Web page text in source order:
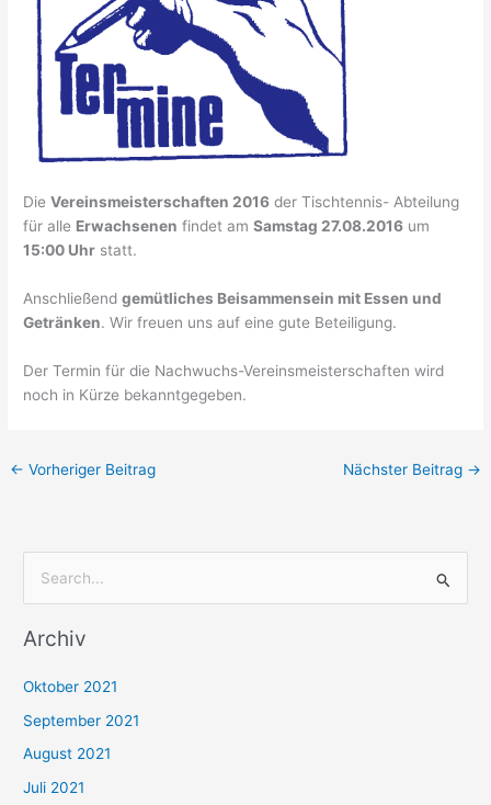
DieVereinsmeisterschaften 2016 der Tischtennis- Abteilung
für alle Erwachsenen findet amSamstag 27.08.2016 um
15:00 Uhr statt.
Anschließendgemütliches Beisammensein mit Essen und
Getränken. Wir freuen uns auf eine gute Beteiligung.
Der Termin für die Nachwuchs-Vereinsmeisterschaften wird
noch in Kürze bekanntgegeben.
← Vorheriger Beitrag Nächster Beitrag →
c
n
n
a
Archiv
Oktober 2021
September 2021
August 2021
Juli 2021